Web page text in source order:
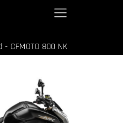
- CFMOTO 800 NK